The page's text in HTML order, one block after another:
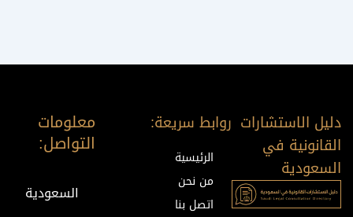
دليل الاستشارات
القانونية في
السعودية
روابط سريعة:
الرئيسية
من نحن
اتصل بنا
معلومات
التواصل:
السعودية